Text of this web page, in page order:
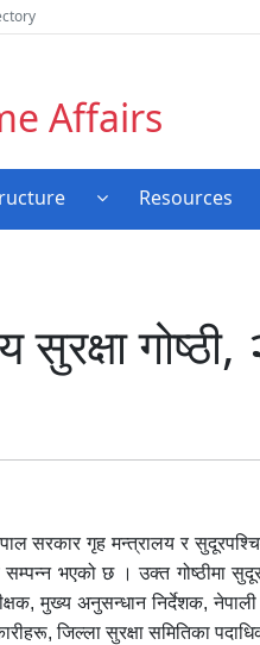
Affairs
Resources
सरकार गृह मन्त्रालय र
सम्पन्न भएको छ । उक्त गोष्ठीमा
मुख्य अनुसन्धान निर्देशक,
जिल्ला सुरक्षा समितिका